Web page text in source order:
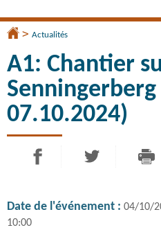
Accueil
> Actualités
A1: Chantier
Senningerberg
07.10.2024)
PARTAGER SUR FACEBOOK
PARTAGER
Date de l'événement : 04/10/
10:00